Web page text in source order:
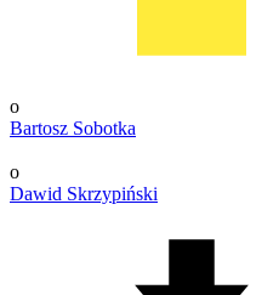
o
Bartosz Sobotka
o
Dawid Skrzypiński